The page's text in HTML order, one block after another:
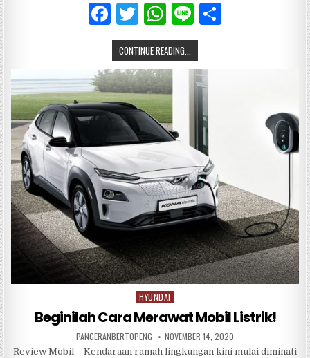
F
a
c
e
b
o
o
k
T
w
it
te
r
W
h
at
s
A
p
p
Li
n
CONTINUE READING...
Posted
in
HYUNDAI
Beginilah Cara Merawat Mobil Listrik!
PANGERANBERTOPENG NOVEMBER 14, 2020
Review Mobil – Kendaraan ramah lingkungan kini mulai diminati